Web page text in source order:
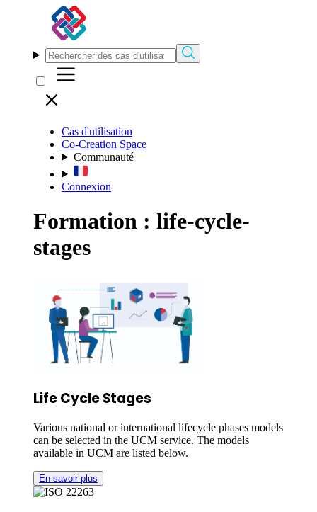
Cas d'utilisation
Co-Creation Space
Communauté
Connexion
Formation : life-cycle-
stages
Life Cycle Stages
Various national or international lifecycle phases models
can be selected in the UCM service. The models
available in UCM are listed below.
En savoir plus